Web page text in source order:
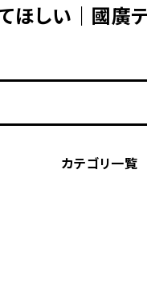
ほしい｜國
カテゴリ一覧